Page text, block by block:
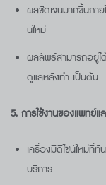
ผลชัดเจนมากขึ้นภา
นใหม่
ผลลัพธ์สามารถอยู่ไ
ดูแลหลังทำ เป็นต้น
5. การใช้งานของแพทย์
เครื่องมีดีไซน์ใหม่ที่
บริการ